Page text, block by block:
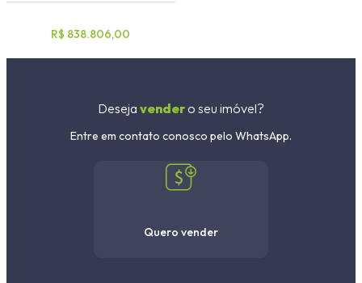
R$ 838.806,00
Deseja vendero seu imóvel?
Entre em contato conosco pelo WhatsApp.
Quero vender